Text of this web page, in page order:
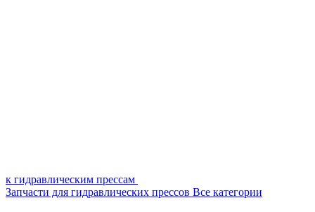
к гидравлическим прессам
Запчасти для гидравлических прессов Все категории